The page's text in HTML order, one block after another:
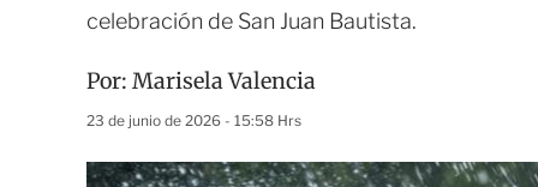
celebración de San Juan Bautista.
Por: Marisela Valencia
23 de junio de 2026 - 15:58 Hrs